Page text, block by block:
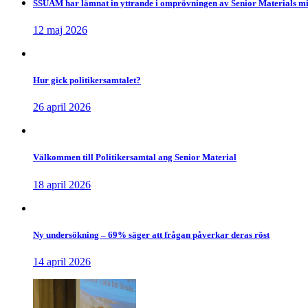
SSUAM har lämnat in yttrande i omprövningen av Senior Materials
12 maj 2026
Hur gick politikersamtalet?
26 april 2026
Välkommen till Politikersamtal ang Senior Material
18 april 2026
Ny undersökning – 69% säger att frågan påverkar deras röst
14 april 2026